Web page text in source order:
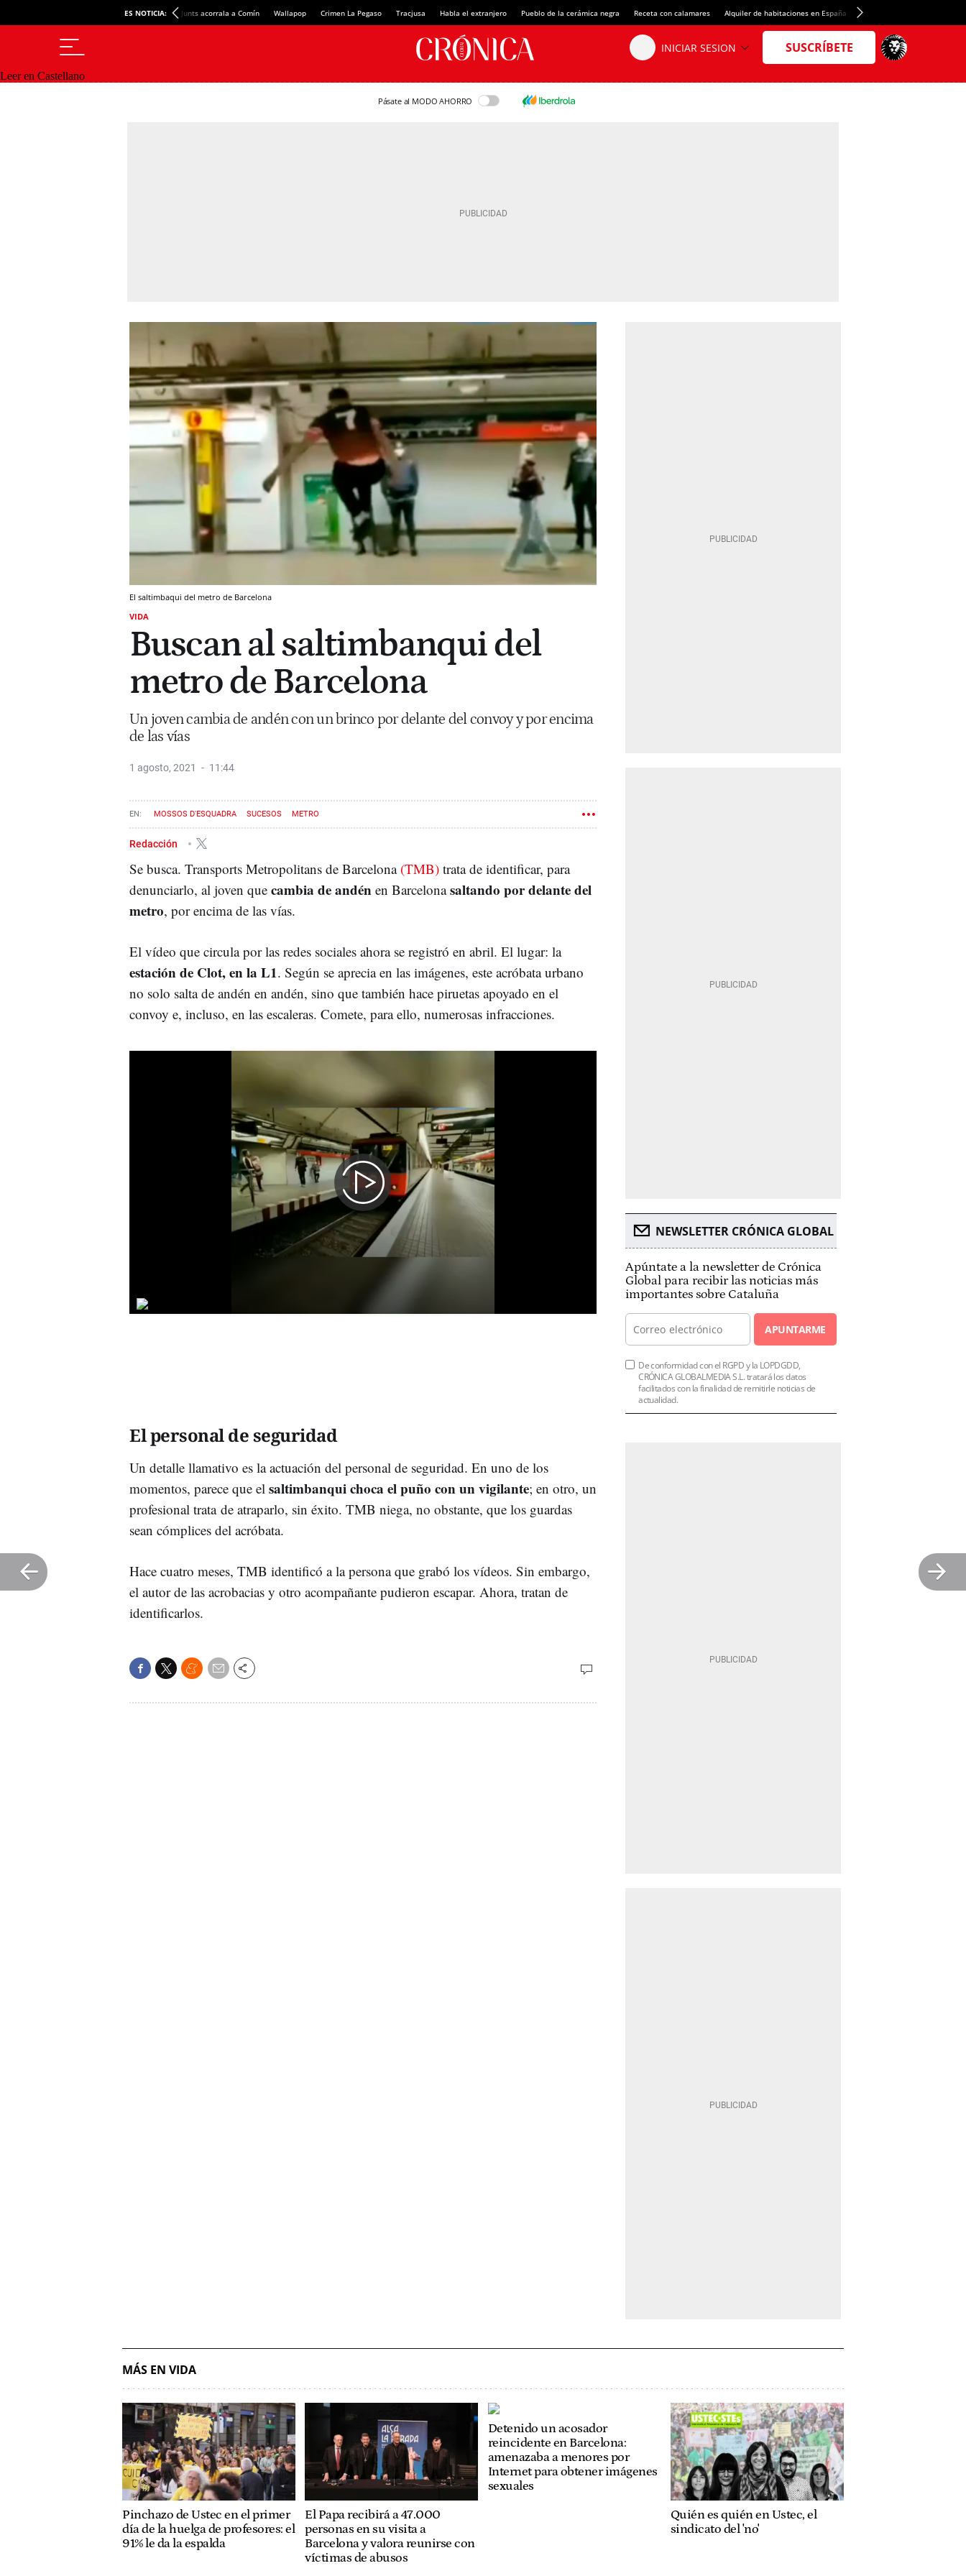
ES NOTICIA: Junts acorrala a Comín Wallapop Crimen La Pegaso Tracjusa Habla el extranjero Pueblo de la cerámica negra Receta con calamares Alquiler de habitaciones en España Crédito del Spotify Camp Nou
Leer en Castellano
Pásate al MODO AHORRO
El saltimbaqui del metro de Barcelona
VIDA
Buscan al saltimbanqui del
metro de Barcelona
Un joven cambia de andén con un brinco por delante del convoy y por encima
de las vías
1 agosto, 2021 11:44
MOSSOS D'ESQUADRA SUCESOS METRO
Redacción
Se busca. Transports Metropolitans de Barcelona (TMB) trata de identificar, para
denunciarlo, al joven que cambia de andén en Barcelonasaltando por delante del
metro, por encima de las vías.
El vídeo que circula por las redes sociales ahora se registró en abril. El lugar: la
estación de Clot, en la L1. Según se aprecia en las imágenes, este acróbata urbano
no solo salta de andén en andén, sino que también hace piruetas apoyado en el
convoy e, incluso, en las escaleras. Comete, para ello, numerosas infracciones.
El personal de seguridad
Un detalle llamativo es la actuación del personal de seguridad. En uno de los
momentos, parece que el saltimbanqui choca el puño con un vigilante; en otro, un
profesional trata de atraparlo, sin éxito. TMB niega, no obstante, que los guardas
sean cómplices del acróbata.
Hace cuatro meses, TMB identificó a la persona que grabó los vídeos. Sin embargo,
el autor de las acrobacias y otro acompañante pudieron escapar. Ahora, tratan de
identificarlos.
NEWSLETTER CRÓNICA GLOBAL
Apúntate a la newsletter de Crónica
Global para recibir las noticias más
importantes sobre Cataluña
APUNTARME
De conformidad con el RGPD y la LOPDGDD,
CRÓNICA GLOBALMEDIA S.L. tratará los datos
facilitados con la finalidad de remitirle noticias de
actualidad.
MÁS EN VIDA
Pinchazo de Ustec en el primer
día de la huelga de profesores: el
91% le da la espalda
El Papa recibirá a 47.000
personas en su visita a
Barcelona y valora reunirse con
víctimas de abusos
Detenido un acosador
reincidente en Barcelona:
amenazaba a menores por
Internet para obtener imágenes
sexuales
Quién es quién en Ustec, el
sindicato del 'no'